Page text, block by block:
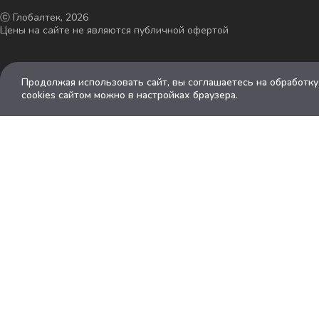
ⓒ Глобалтек, 2026
Цены на сайте не являются публичной офертой
Продолжая использовать сайт, вы соглашаетесь на
cookies сайтом можно в настройках браузера.